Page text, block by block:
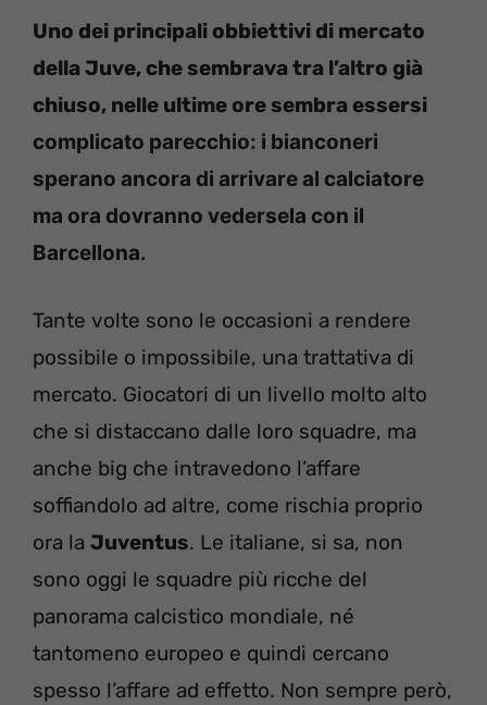
Uno dei principali obbiettivi di mercato
della Juve, che sembrava tra l’altro già
chiuso, nelle ultime ore sembra essersi
complicato parecchio: i bianconeri
sperano ancora di arrivare al calciatore
ma ora dovranno vedersela con il
Barcellona.
Tante volte sono le occasioni a rendere
possibile o impossibile, una trattativa di
mercato. Giocatori di un livello molto alto
che si distaccano dalle loro squadre, ma
anche big che intravedono l’affare
soffiandolo ad altre, come rischia proprio
ora la Juventus. Le italiane, si sa, non
sono oggi le squadre più ricche del
panorama calcistico mondiale, né
tantomeno europeo e quindi cercano
spesso l’affare ad effetto. Non sempre però,